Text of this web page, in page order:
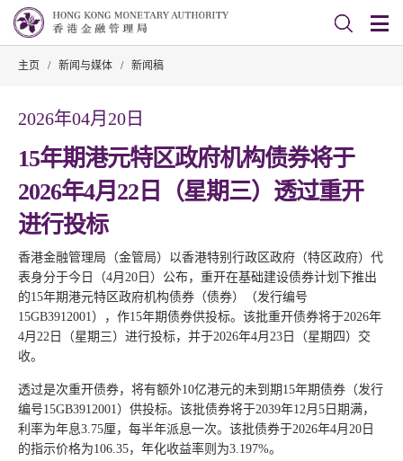
主页 / 新闻与媒体 / 新闻稿
2026年04月20日
15年期港元特区政府机构债券将于
2026年4月22日（星期三）透过重开
进行投标
香港金融管理局（金管局）以香港特别行政区政府（特区政府）代
表身分于今日（4月20日）公布，重开在基础建设债券计划下推出
的15年期港元特区政府机构债券（债券）（发行编号
15GB3912001），作15年期债券供投标。该批重开债券将于2026年
4月22日（星期三）进行投标，并于2026年4月23日（星期四）交
收。
透过是次重开债券，将有额外10亿港元的未到期15年期债券（发行
编号15GB3912001）供投标。该批债券将于2039年12月5日期满，
利率为年息3.75厘，每半年派息一次。该批债券于2026年4月20日
的指示价格为106.35，年化收益率则为3.197%。